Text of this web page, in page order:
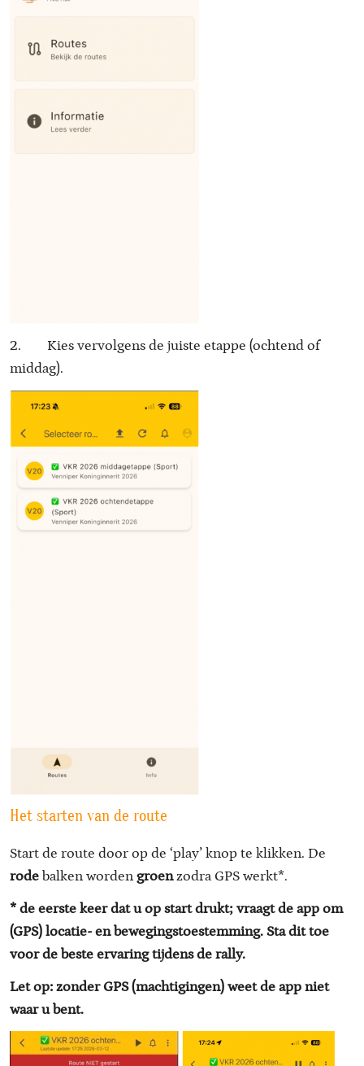
2. Kies vervolgens de juiste etappe (ochtend of
middag).
Het starten van de route
Start de route door op de ‘play’ knop te klikken. De
rode balken wordengroenzodra GPS werkt*.
* de eerste keer dat u op start drukt; vraagt de app om
(GPS) locatie- en bewegingstoestemming. Sta dit toe
voor de beste ervaring tijdens de rally.
Let op: zonder GPS (machtigingen) weet de app niet
waar u bent.